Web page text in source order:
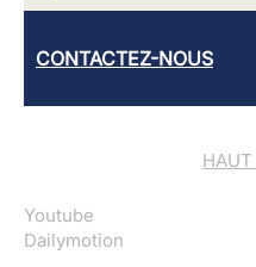
CONTACTEZ-NOUS
HAUT
Youtube
Dailymotion